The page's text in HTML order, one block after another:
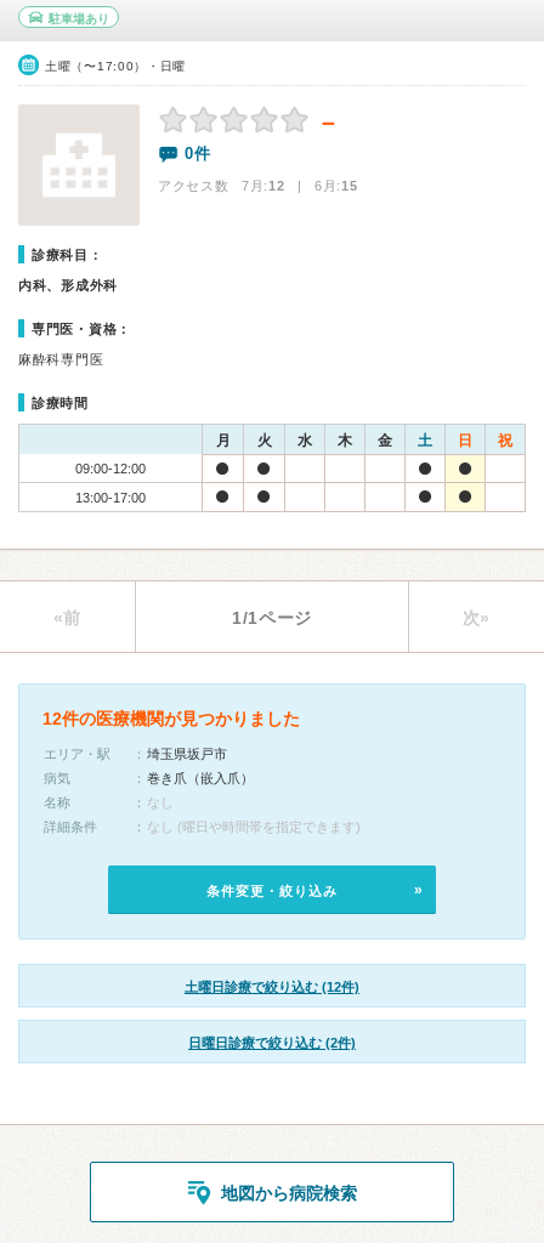
駐車場あり
土曜（〜17:00）・日曜
－
0件
アクセス数 7月:12 | 6月:15
診療科目：
内科、形成外科
専門医・資格：
麻酔科専門医
診療時間
月 火 水 木 金 土 日 祝
09:00-12:00
13:00-17:00
«前 1/1ページ 次»
12件の医療機関が見つかりました
エリア・駅
埼玉県坂戸市
病気
巻き爪（嵌入爪）
名称
なし
詳細条件
なし (曜日や時間帯を指定できます)
条件変更・絞り込み
土曜日診療で絞り込む (12件)
日曜日診療で絞り込む (2件)
地図から病院検索